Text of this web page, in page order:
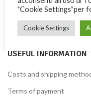
Phone: + 39
Fax: + 39 0982.428926
USEFUL INFORMATION
Costs and shipping
Terms of payment
"Cookie Settings"per
Cookie Settings